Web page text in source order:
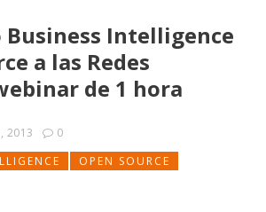
Intelligence
a las Redes
de 1 hora
2013
0
OPEN SOURCE